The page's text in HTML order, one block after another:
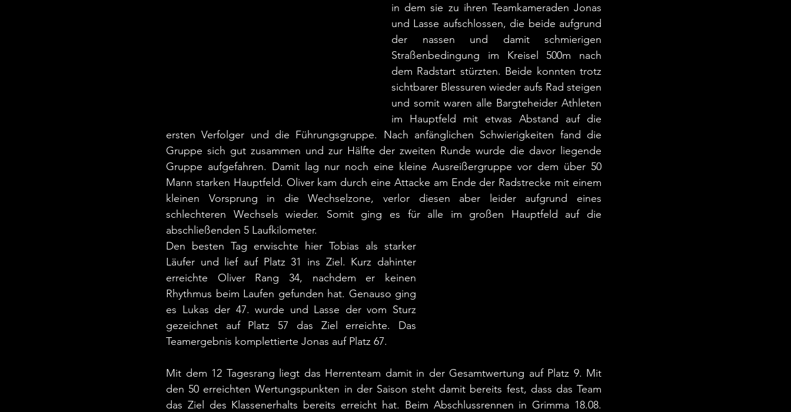
in dem sie zu ihren Teamkameraden Jonas
und Lasse aufschlossen, die beide aufgrund
der nassen und damit schmierigen
Straßenbedingung im Kreisel 500m nach
dem Radstart stürzten. Beide konnten trotz
sichtbarer Blessuren wieder aufs Rad steigen
und somit waren alle Bargteheider Athleten
im Hauptfeld mit etwas Abstand auf die
ersten Verfolger und die Führungsgruppe. Nach anfänglichen Schwierigkeiten fand die
Gruppe sich gut zusammen und zur Hälfte der zweiten Runde wurde die davor liegende
Gruppe aufgefahren. Damit lag nur noch eine kleine Ausreißergruppe vor dem über 50
Mann starken Hauptfeld. Oliver kam durch eine Attacke am Ende der Radstrecke mit einem
kleinen Vorsprung in die Wechselzone, verlor diesen aber leider aufgrund eines
schlechteren Wechsels wieder. Somit ging es für alle im großen Hauptfeld auf die
abschließenden 5 Laufkilometer.
Den besten Tag erwischte hier Tobias als starker
Läufer und lief auf Platz 31 ins Ziel. Kurz dahinter
erreichte Oliver Rang 34, nachdem er keinen
Rhythmus beim Laufen gefunden hat. Genauso ging
es Lukas der 47. wurde und Lasse der vom Sturz
gezeichnet auf Platz 57 das Ziel erreichte. Das
Teamergebnis komplettierte Jonas auf Platz 67.
Mit dem 12 Tagesrang liegt das Herrenteam damit in der Gesamtwertung auf Platz 9. Mit
den 50 erreichten Wertungspunkten in der Saison steht damit bereits fest, dass das Team
das Ziel des Klassenerhalts bereits erreicht hat. Beim Abschlussrennen in Grimma 18.08.